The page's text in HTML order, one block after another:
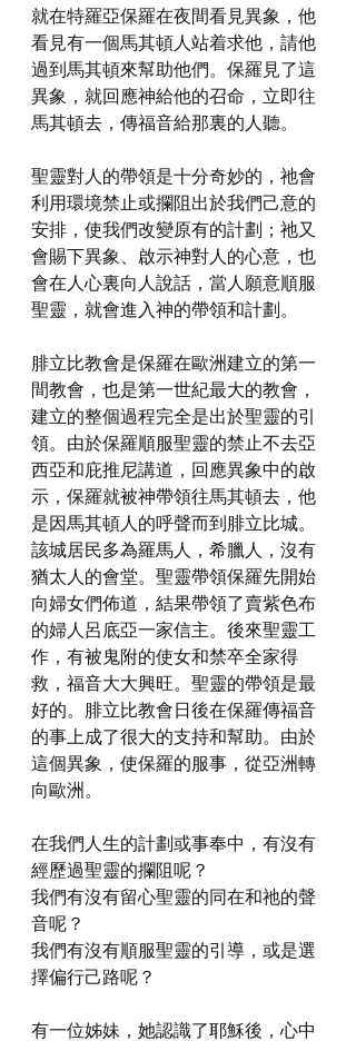
就在特羅亞保羅在夜間看見異象，他
看見有一個馬其頓人站着求他，請他
過到馬其頓來幫助他們。保羅見了這
異象，就回應神給他的召命，立即往
馬其頓去，傳福音給那裏的人聽。
聖靈對人的帶領是十分奇妙的，祂會
利用環境禁止或攔阻出於我們己意的
安排，使我們改變原有的計劃；祂又
會賜下異象、啟示神對人的心意，也
會在人心裏向人說話，當人願意順服
聖靈，就會進入神的帶領和計劃。
腓立比教會是保羅在歐洲建立的第一
間教會，也是第一世紀最大的教會，
建立的整個過程完全是出於聖靈的引
領。由於保羅順服聖靈的禁止不去亞
西亞和庇推尼講道，回應異象中的啟
示，保羅就被神帶領往馬其頓去，他
是因馬其頓人的呼聲而到腓立比城。
該城居民多為羅馬人，希臘人，沒有
猶太人的會堂。聖靈帶領保羅先開始
向婦女們佈道，結果帶領了賣紫色布
的婦人呂底亞一家信主。後來聖靈工
作，有被鬼附的使女和禁卒全家得
救，福音大大興旺。聖靈的帶領是最
好的。腓立比教會日後在保羅傳福音
的事上成了很大的支持和幫助。由於
這個異象，使保羅的服事，從亞洲轉
向歐洲。
在我們人生的計劃或事奉中，有沒有
經歷過聖靈的攔阻呢？
我們有沒有留心聖靈的同在和祂的聲
音呢？
我們有沒有順服聖靈的引導，或是選
擇偏行己路呢？
有一位姊妹，她認識了耶穌後，心中